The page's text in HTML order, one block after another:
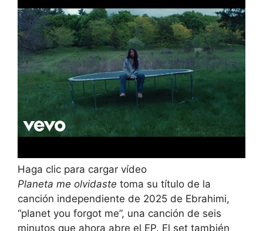
Haga clic para cargar vídeo
Planeta me olvidaste toma su título de la
canción independiente de 2025 de Ebrahimi,
“planet you forgot me”, una canción de seis
minutos que ahora abre el EP. El set también